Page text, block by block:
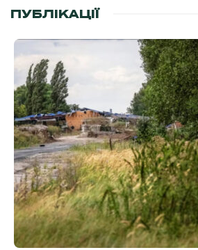
ПУБЛІКАЦІЇ